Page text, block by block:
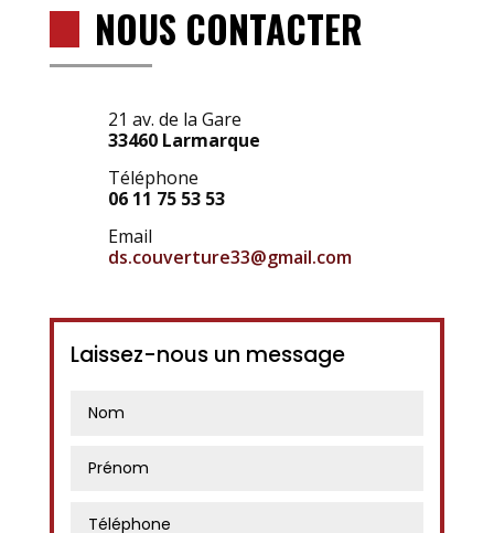
NOUS CONTACTER
21 av. de la Gare
33460 Larmarque
Téléphone
06 11 75 53 53
Email
ds.couverture33@gmail.com
Laissez-nous un message